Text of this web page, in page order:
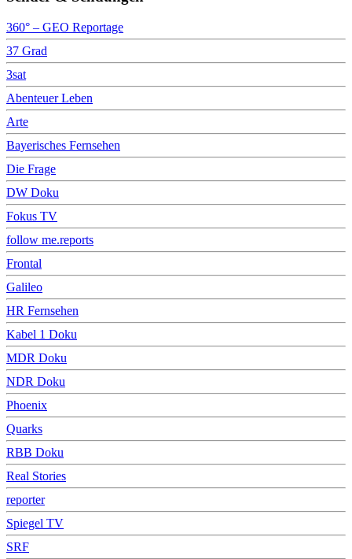
360° – GEO Reportage
37 Grad
3sat
Abenteuer Leben
Arte
Bayerisches Fernsehen
Die Frage
DW Doku
Fokus TV
follow me.reports
Frontal
Galileo
HR Fernsehen
Kabel 1 Doku
MDR Doku
NDR Doku
Phoenix
Quarks
RBB Doku
Real Stories
reporter
Spiegel TV
SRF